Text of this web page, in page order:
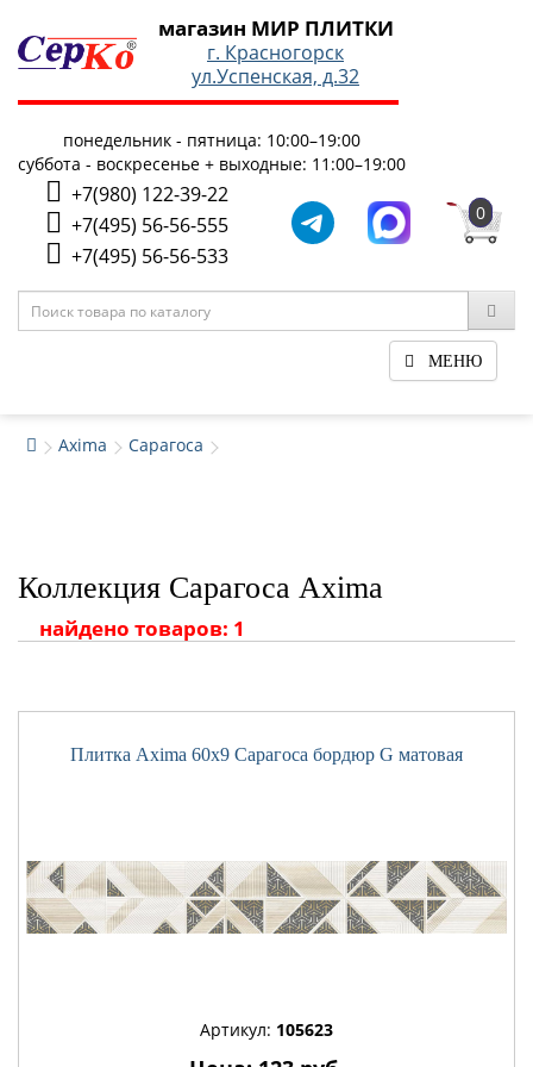
магазин МИР ПЛИТКИ
г. Красногорск
ул.Успенская, д.32
понедельник - пятница: 10:00–19:00
суббота - воскресенье + выходные: 11:00–19:00
+7(980) 122-39-22
+7(495) 56-56-555
+7(495) 56-56-533
0
МЕНЮ
Axima Сарагоса
Коллекция Сарагоса Axima
найдено товаров: 1
Плитка Axima 60x9 Сарагоса бордюр G матовая
Артикул: 105623